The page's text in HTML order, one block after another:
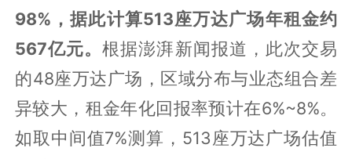
98%，据此计算513座万达广场年租金约
567亿元。根据澎湃新闻报道，此次交易
的48座万达广场，区域分布与业态组合差
异较大，租金年化回报率预计在6%~8%。
如取中间值7%测算，513座万达广场估值